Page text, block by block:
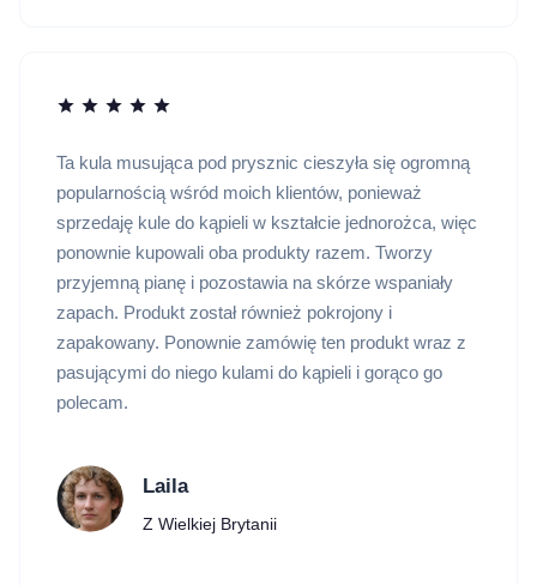
Ta kula musująca pod prysznic cieszyła się ogromną
popularnością wśród moich klientów, ponieważ
sprzedaję kule do kąpieli w kształcie jednorożca, więc
ponownie kupowali oba produkty razem. Tworzy
przyjemną pianę i pozostawia na skórze wspaniały
zapach. Produkt został również pokrojony i
zapakowany. Ponownie zamówię ten produkt wraz z
pasującymi do niego kulami do kąpieli i gorąco go
polecam.
Laila
Z Wielkiej Brytanii